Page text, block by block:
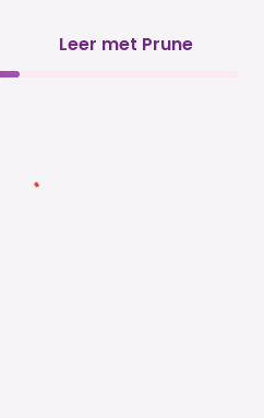
Leer met Prune